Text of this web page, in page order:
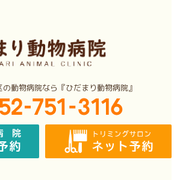
動物病院なら『ひだまり動物病院』